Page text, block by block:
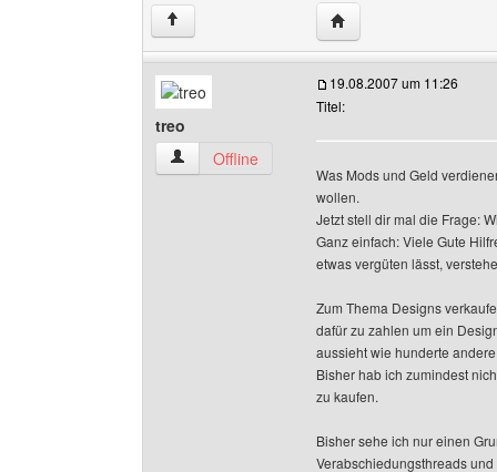
↑ Website dieses
treo
treo Benutzer-Profile anzeigen
Offline
19.08.2007 um 11:26
Titel:
Was Mods und Geld
wollen.
Jetzt stell dir mal die Frage:
Ganz einfach: Viele Gute
etwas vergüten lässt,
Zum Thema Designs
dafür zu zahlen um ein
aussieht wie hunderte
Bisher hab ich zumindest
zu kaufen.
Bisher sehe ich nur einen
Verabschiedungsthreads